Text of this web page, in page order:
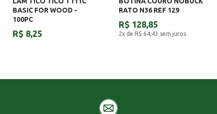
BASIC FOR WOOD -
100PC
R$ 8,25
RATO N36 REF 129
R$ 128,85
2x de R$ 64,43 sem juros